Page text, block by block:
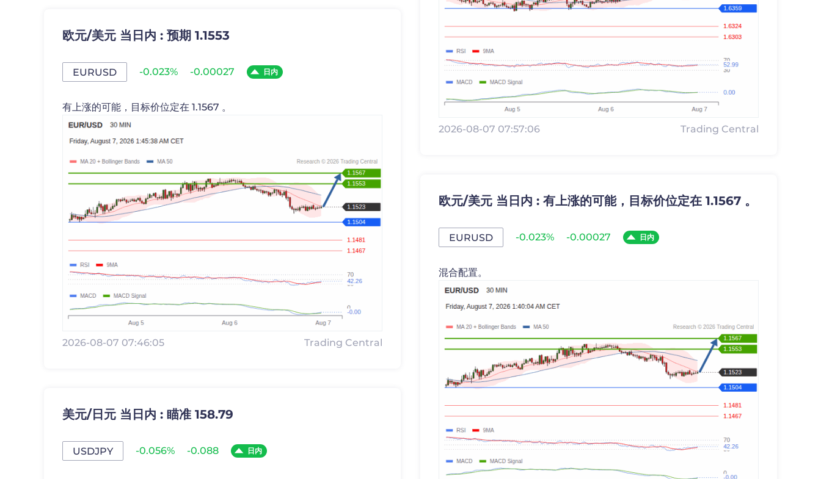
欧元/美元 当日内 : 预期 1.1553
EURUSD -0.023% -0.00027 日内
有上涨的可能，目标价位定在 1.1567 。
2026-08-07 07:46:05 Trading Central
美元/日元 当日内 : 瞄准 158.79
USDJPY -0.056% -0.088 日内
2026-08-07 07:57:06 Trading Central
欧元/美元 当日内 : 有上涨的可能，目标价位定在 1.1567 。
EURUSD -0.023% -0.00027 日内
混合配置。